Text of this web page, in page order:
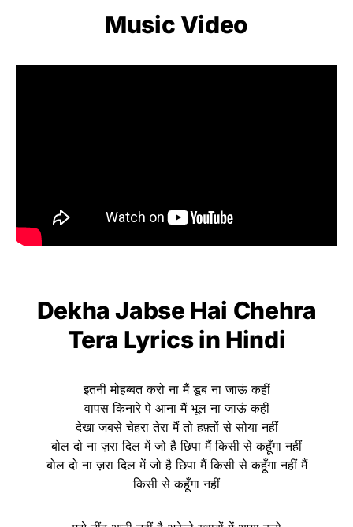
Music Video
Dekha Jabse Hai Chehra
Tera Lyrics in Hindi
इतनी मोहब्बत करो ना मैं डूब ना जाऊं कहीं
वापस किनारे पे आना मैं भूल ना जाऊं कहीं
देखा जबसे चेहरा तेरा मैं तो हफ़्तों से सोया नहीं
बोल दो ना ज़रा दिल में जो है छिपा मैं किसी से कहूँगा नहीं
बोल दो ना ज़रा दिल में जो है छिपा मैं किसी से कहूँगा नहीं मैं
किसी से कहूँगा नहीं